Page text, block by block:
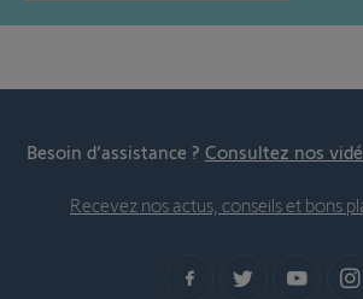
Besoin d’assistance ? Consultez nos
Recevez nos actus, conseils et bons